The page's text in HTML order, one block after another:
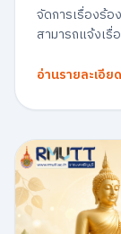
จัดการเรื่องร้อ
สามารถแจ้งเรื่
อ่านรายละเอียด